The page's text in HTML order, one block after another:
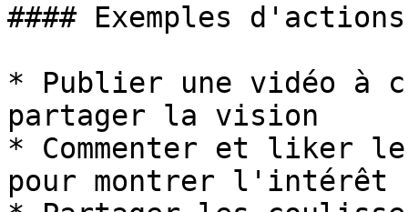
#### Exemples
* Publier une vidéo à
partager la vision
* Commenter et liker
pour montrer l'intérêt